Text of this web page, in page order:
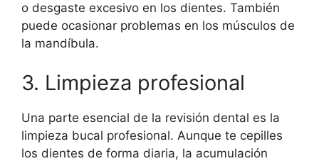
o desgaste excesivo en los dientes. También
puede ocasionar problemas en los músculos de
la mandíbula.
3. Limpieza profesional
Una parte esencial de la revisión dental es la
limpieza bucal profesional. Aunque te cepilles
los dientes de forma diaria, la acumulación